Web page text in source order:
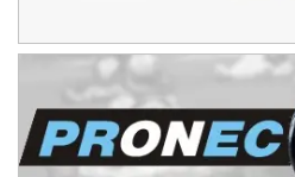
PATAGONICO - F6
Moto Club Reginense (Tierra)
Gral. E. Godoy (Río Negro)
CSK - F7
Juventud Unida (Tierra)